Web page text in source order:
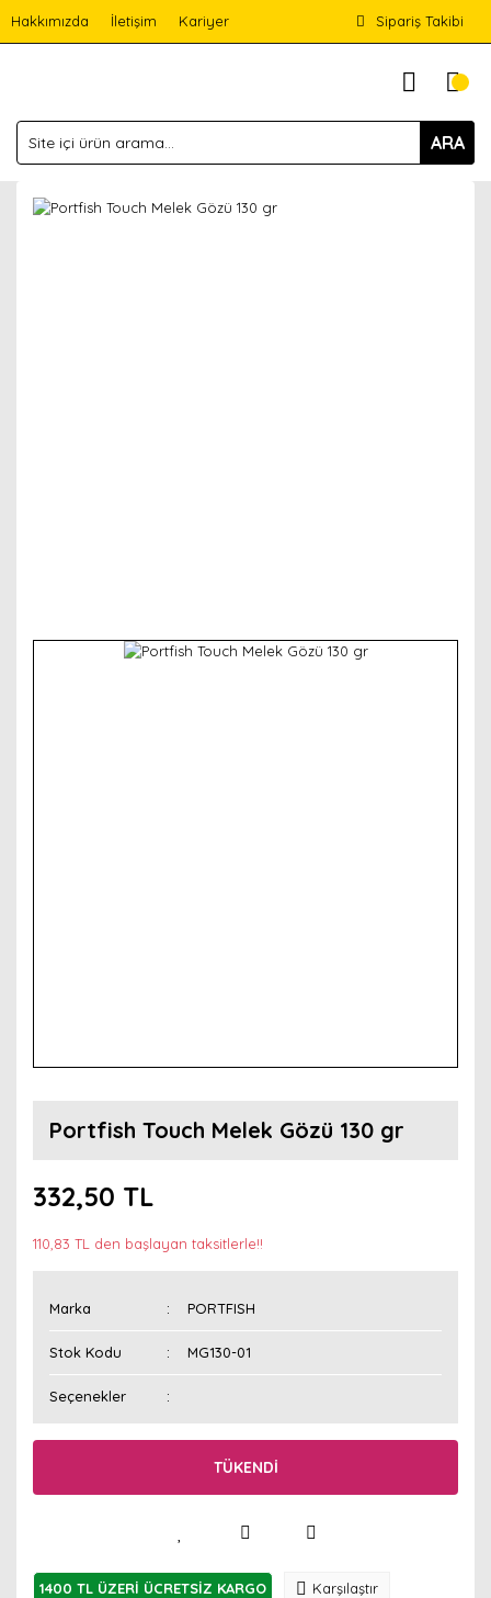
Hakkımızda İletişim Kariyer Sipariş Takibi
ARA
Portfish Touch Melek Gözü 130 gr
332,50 TL
110,83 TL den başlayan taksitlerle!!
Marka PORTFISH
Stok Kodu MG130-01
Seçenekler
TÜKENDİ
1400 TL ÜZERİ ÜCRETSİZ KARGO Karşılaştır